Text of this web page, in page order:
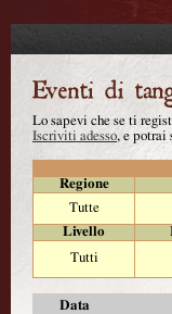
Lo sapevi che se ti
Iscriviti adesso, e potrai
Regione
Tutte
Livello
Tutti
Data